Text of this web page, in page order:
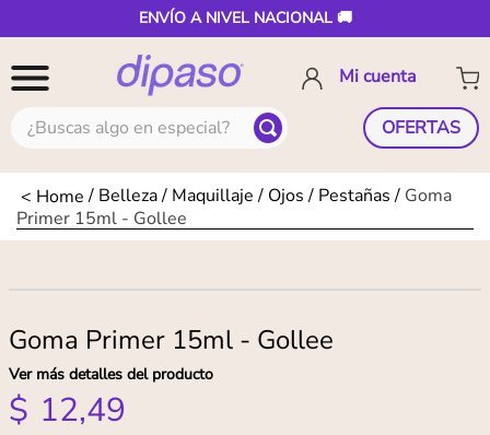
ENVÍO A NIVEL NACIONAL 🚚
¿Buscas algo en especial? OFERTAS
Belleza Maquillaje Ojos Pestañas
Goma
Primer 15ml - Gollee
Goma Primer 15ml - Gollee
Ver más detalles del producto
$ 12,49